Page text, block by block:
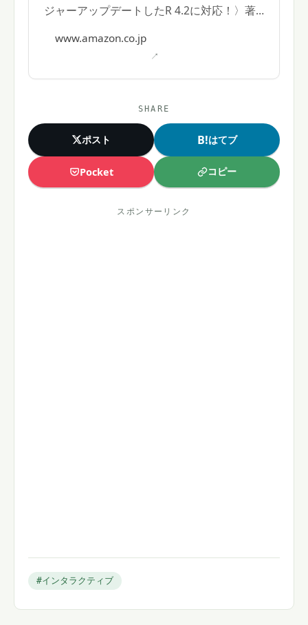
ジャーアップデートしたR 4.2に対応！〉著
www.amazon.co.jp
SHARE
ポスト B!はてブ
Pocket コピー
スポンサーリンク
#インタラクティブ